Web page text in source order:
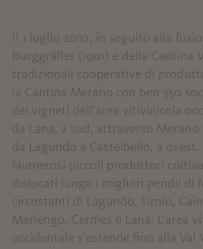
Il 1 luglio 2010, in seguito alla
Burggräfler (1901) e della Cantina
tradizionali cooperative di
la Cantina Merano con ben 350
dei vigneti dell’area vitivinicola
da Lana, a sud, attraverso
da Lagundo a Castelbello, a ovest.
Numerosi piccoli produttori
dislocati lungo i migliori pendii di
circostanti di Lagundo, Tirolo,
Marlengo, Cermes e Lana. L’area
occidentale s’estende fino alla Val